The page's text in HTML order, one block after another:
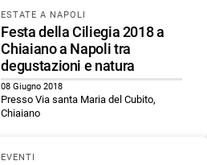
ESTATE A NAPOLI
Festa della Ciliegia 2018 a
Chiaiano a Napoli tra
degustazioni e natura
08 Giugno 2018
Presso Via santa Maria del Cubito,
Chiaiano
EVENTI